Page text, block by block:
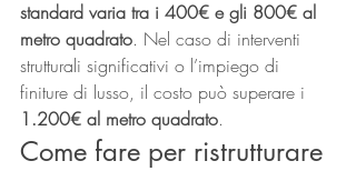
standard varia tra i 400€ e gli 800€ al
metro quadrato. Nel caso di interventi
strutturali significativi o l’impiego di
finiture di lusso, il costo può superare i
1.200€ al metro quadrato.
Come fare per ristrutturare